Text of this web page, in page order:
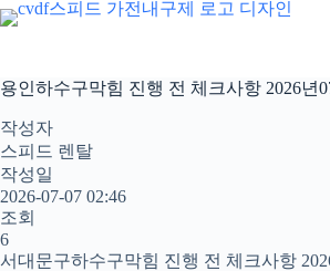
본
문
로
건
너
뛰
기
용인하수구막힘 진행 전 체크사항 2026년
작성자
스피드 렌탈
작성일
2026-07-07 02:46
조회
6
서대문구하수구막힘 진행 전 체크사항